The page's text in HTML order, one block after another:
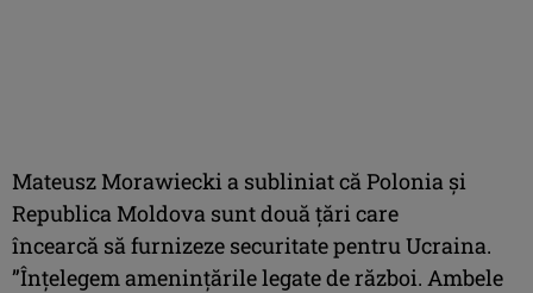
Mateusz Morawiecki a subliniat că Polonia şi
Republica Moldova sunt două ţări care
încearcă să furnizeze securitate pentru Ucraina.
”Înţelegem ameninţările legate de război. Ambele